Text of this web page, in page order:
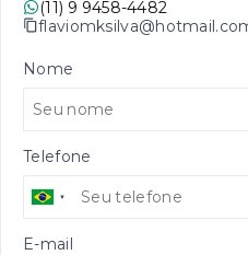
(11) 9 9458-4482
Nome
Telefone
E-mail